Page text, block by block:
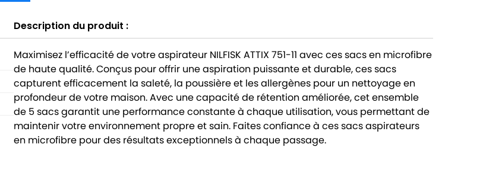
Description du produit :
Maximisez l’efficacité de votre aspirateur NILFISK ATTIX 751-11 avec ces sacs en microfibre
de haute qualité. Conçus pour offrir une aspiration puissante et durable, ces sacs
capturent efficacement la saleté, la poussière et les allergènes pour un nettoyage en
profondeur de votre maison. Avec une capacité de rétention améliorée, cet ensemble
de 5 sacs garantit une performance constante à chaque utilisation, vous permettant de
maintenir votre environnement propre et sain. Faites confiance à ces sacs aspirateurs
en microfibre pour des résultats exceptionnels à chaque passage.